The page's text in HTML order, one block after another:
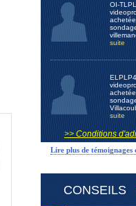
CONSEILS
OI-
suite
suite
>> Conditions
Lire plus de témoignages